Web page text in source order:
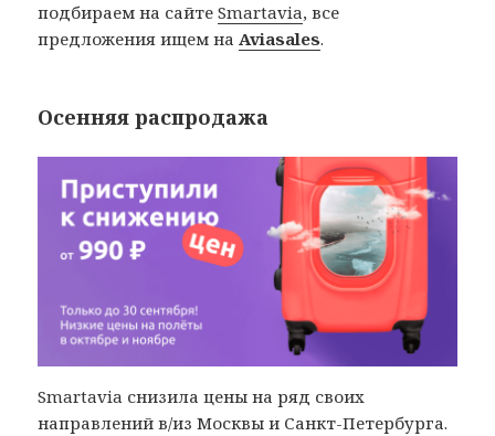
подбираем на сайтеSmartavia, все
предложения ищем наAviasales.
Осенняя распродажа
Smartavia снизила цены на ряд своих
направлений в/из Москвы и Санкт-Петербурга.